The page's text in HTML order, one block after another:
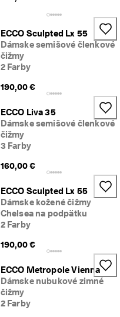
ECCO Sculpted Lx 55
Dámske semišové členkové
čižmy
2 Farby
190,00 €
ECCO Liva 35
Dámske semišové členkové
čižmy
3 Farby
160,00 €
ECCO Sculpted Lx 55
Dámske kožené čižmy
Chelsea na podpätku
2 Farby
190,00 €
ECCO Metropole Vienna
Dámske nubukové zimné
čižmy
2 Farby